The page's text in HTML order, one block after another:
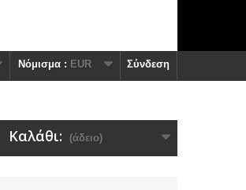
Σύνδεση
Nόμισμα : EUR
Καλάθι: (άδειο)